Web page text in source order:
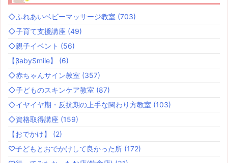
◇ふれあいベビーマッサージ教室 (703)
◇子育て支援講座 (49)
◇親子イベント (56)
【βabySmile】 (6)
◇赤ちゃんサイン教室 (357)
◇子どものスキンケア教室 (87)
◇イヤイヤ期・反抗期の上手な関わり方教室 (103)
◇資格取得講座 (159)
【おでかけ】 (2)
♡子どもとおでかけして良かった所 (172)